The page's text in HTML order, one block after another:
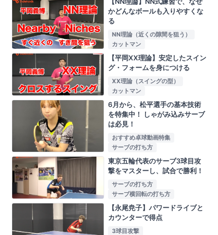
かどんなボールも入りやすくな
る
NN理論（近くの隙間を狙う）
カットマン
【平岡XX理論】安定したスイン
グ・フォームを身につける
XX理論（スイングの型）
カットマン
6月から、松平選手の基本技術
を特集中！ しゃがみ込みサーブ
は必見！
おすすめ卓球動画特集
サーブの打ち方
東京五輪代表のサーブ3球目攻
撃をマスターし、試合で勝利！
サーブの打ち方
サーブ横回転の打ち方
【永尾尭子】パワードライブと
カウンターで得点
3球目攻撃